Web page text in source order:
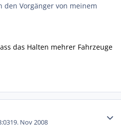
Vorgänger von meinem
das Halten mehrer Fahrzeuge
19. Nov 2008